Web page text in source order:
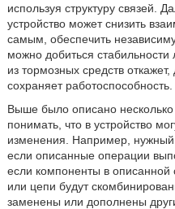
используя структуру связей.
устройство может снизить
самым, обеспечить
можно добиться
из тормозных средств
сохраняет работоспособность.
Выше было описано
понимать, что в устройство
изменения. Например, нужный
если описанные операции
если компоненты в описанной
или цепи будут
заменены или дополнены